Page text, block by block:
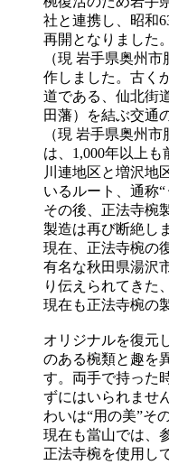
社と連携し、昭和
再開となりました
（現 岩手県奥州
作しました。古く
道である、仙北街
田藩）を結ぶ交通
（現 岩手県奥州
は、1,000年以上
川連地区と増沢地
いるルート、通称“
その後、正法寺椀
製造は再び断絶し
現在、正法寺椀の
有名な秋田県湯沢
り伝えられてきた
現在も正法寺椀の
オリジナルを復元
のある椀類と趣を
す。両手で持った
ずにはいられませ
わいは“用の美”そ
現在も當山では、
正法寺椀を使用し